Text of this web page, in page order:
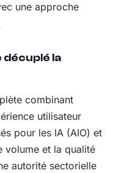
une approche
décuplé la
combinant
utilisateur
pour les IA (AIO) et
volume et la qualité
autorité sectorielle